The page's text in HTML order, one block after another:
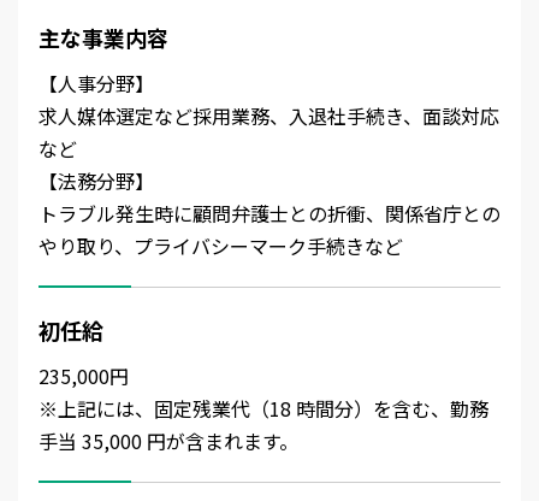
主な事業内容
【人事分野】
求人媒体選定など採用業務、入退社手続き、面談対応
など
【法務分野】
トラブル発生時に顧問弁護士との折衝、関係省庁との
やり取り、プライバシーマーク手続きなど
初任給
235,000円
※上記には、固定残業代（18 時間分）を含む、勤務
手当 35,000 円が含まれます。